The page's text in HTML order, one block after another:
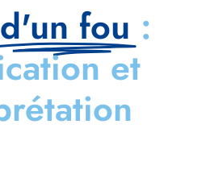
d'un fou :
et